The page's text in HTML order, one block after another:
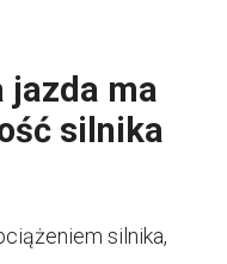
jazda ma
silnika
silnika,